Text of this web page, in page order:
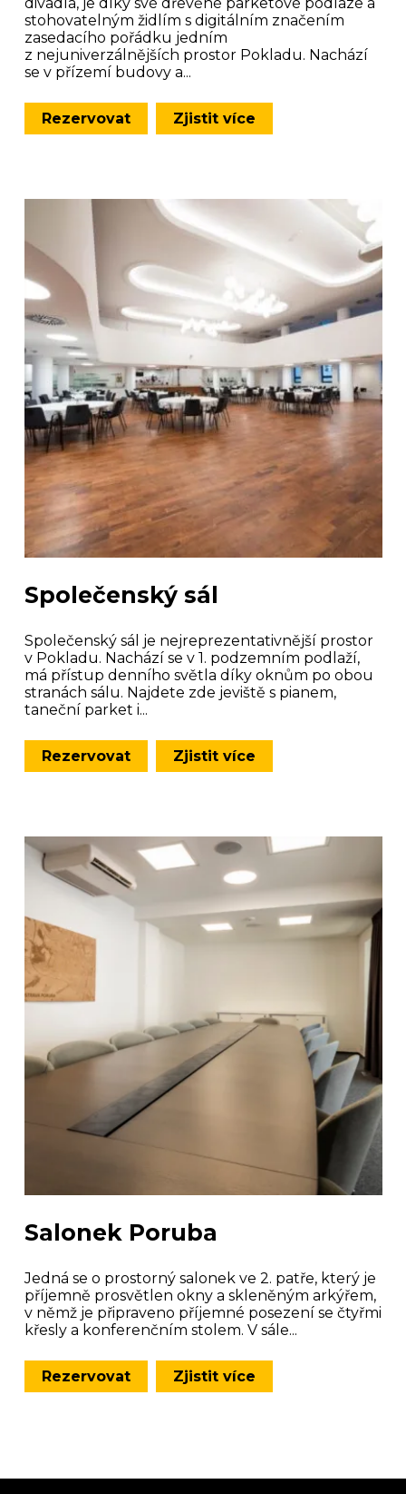
stohovatelným židlím s digitálním značením
zasedacího pořádku jedním
z nejuniverzálnějších prostor Pokladu. Nachází
se v přízemí budovy a...
Rezervovat Zjistit více
Společenský sál
Společenský sál je nejreprezentativnější prostor
v Pokladu. Nachází se v 1. podzemním podlaží,
má přístup denního světla díky oknům po obou
stranách sálu. Najdete zde jeviště s pianem,
taneční parket i...
Rezervovat Zjistit více
Salonek Poruba
Jedná se o prostorný salonek ve 2. patře, který je
příjemně prosvětlen okny a skleněným arkýřem,
v němž je připraveno příjemné posezení se čtyřmi
křesly a konferenčním stolem. V sále...
Rezervovat Zjistit více